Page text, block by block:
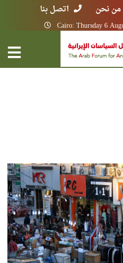
من نحن اتصل بنا
Cairo: Thursday 6